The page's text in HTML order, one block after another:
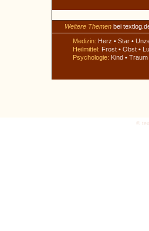
Weitere Themen bei
Medizin: Herz • Star •
Heilmittel: Frost • Obst •
Psychologie: Kind • Traum
©